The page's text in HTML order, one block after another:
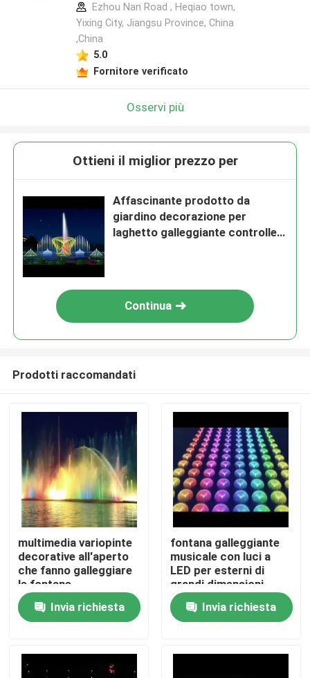
Casa
Ezhou Nan Road , Heqiao town,
Yixing City, Jiangsu Province, China
,China
5.0
Fornitore verificato
Osservi più
Ottieni il miglior prezzo per
Affascinante prodotto da
giardino decorazione per
laghetto galleggiante controller
Continua
Prodotti raccomandati
multimedia variopinte
decorative all'aperto
che fanno galleggiare
le fontane
Invia richiesta
fontana galleggiante
musicale con luci a
LED per esterni di
grandi dimensioni
Invia richiesta